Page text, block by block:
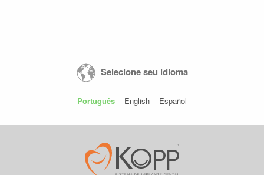
Selecione seu idioma
Português English Español